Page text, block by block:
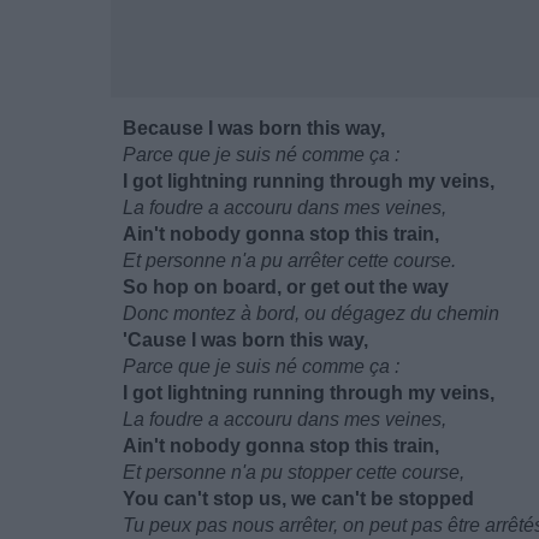
Because I was born this way,
Parce que je suis né comme ça :
I got lightning running through my veins,
La foudre a accouru dans mes veines,
Ain't nobody gonna stop this train,
Et personne n'a pu arrêter cette course.
So hop on board, or get out the way
Donc montez à bord, ou dégagez du chemin
'Cause I was born this way,
Parce que je suis né comme ça :
I got lightning running through my veins,
La foudre a accouru dans mes veines,
Ain't nobody gonna stop this train,
Et personne n'a pu stopper cette course,
You can't stop us, we can't be stopped
Tu peux pas nous arrêter, on peut pas être